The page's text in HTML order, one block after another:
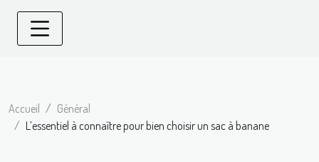
Accueil
Général
L’essentiel à connaître pour bien choisir un sac à banane